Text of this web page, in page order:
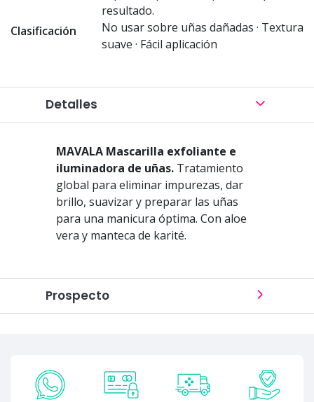
resultado.
Clasificación
No usar sobre uñas dañadas · Textura
suave · Fácil aplicación
Detalles
MAVALA Mascarilla exfoliante e
iluminadora de uñas.Tratamiento
global para eliminar impurezas, dar
brillo, suavizar y preparar las uñas
para una manicura óptima. Con aloe
vera y manteca de karité.
Prospecto